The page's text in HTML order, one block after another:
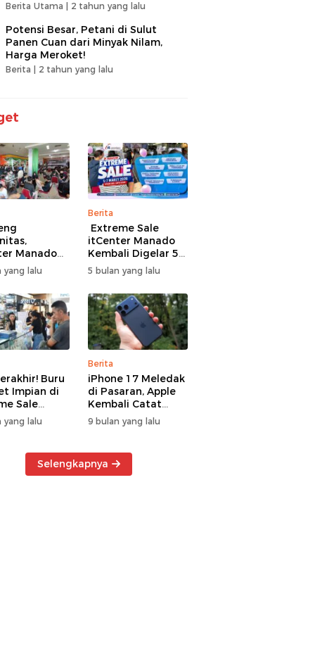
Berita Utama | 2 tahun yang lalu
Potensi Besar, Petani di Sulut
Panen Cuan dari Minyak Nilam,
Harga Meroket!
Berita | 2 tahun yang lalu
Manado
Gelar
Offline
60 Tim
yang lalu
Berita
Extreme Sale
itCenter Manado
Kembali Digelar 5–
7 Maret 2026,
iPhone 17 Pro Max
Diskon hingga
Rp1,75 Juta
5 bulan yang lalu
Buru
Impian di
Sale
Manado
yang lalu
Berita
iPhone 17 Meledak
di Pasaran, Apple
Kembali Catat
Rekor Cuan Global
9 bulan yang lalu
Selengkapnya